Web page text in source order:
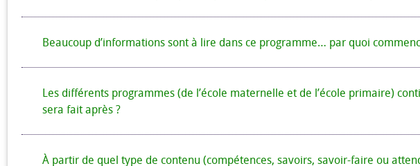
Beaucoup d’informations sont à lire dans ce programme… par quoi
Les différents programmes (de l’école maternelle et de l’école primaire)
sera fait après ?
À partir de quel type de contenu (compétences, savoirs, savoir-faire ou